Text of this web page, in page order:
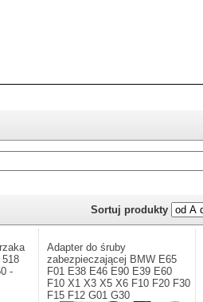
Sortuj produkty
518
-
Adapter do śruby
zabezpieczającej BMW E65
F01 E38 E46 E90 E39 E60
F10 X1 X3 X5 X6 F10 F20 F30
F15 F12 G01 G30